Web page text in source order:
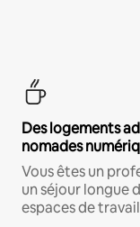
Des logements
nomades
Vous êtes un
un séjour longue
espaces de